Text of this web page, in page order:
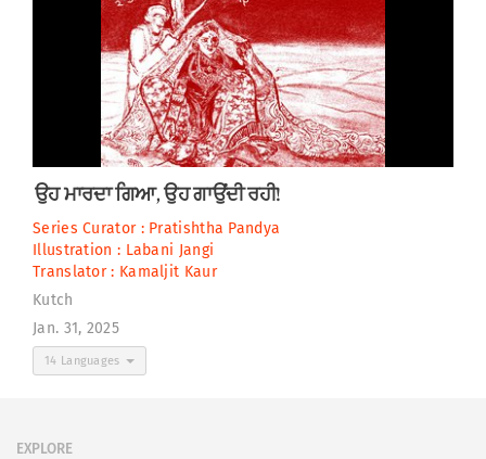
ਉਹ ਮਾਰਦਾ ਗਿਆ, ਉਹ ਗਾਉਂਦੀ ਰਹੀ!
Series Curator : Pratishtha Pandya
Illustration : Labani Jangi
Translator : Kamaljit Kaur
Kutch
Jan. 31, 2025
14 Languages
EXPLORE